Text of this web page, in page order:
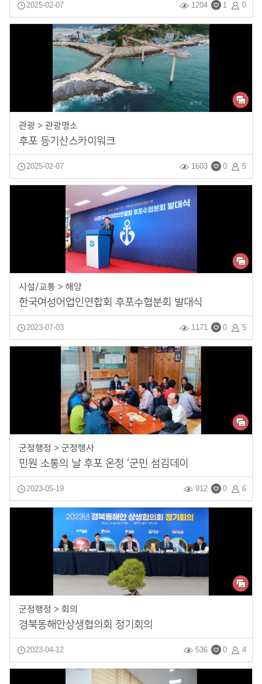
2025-02-07 0
1
1204
관광 > 관광명소
후포 등기산스카이워크
2025-02-07 5
0
1603
시설/교통 > 해양
한국여성어업인연합회 후포수협분회 발대식
2023-07-03 5
0
1171
군정행정 > 군정행사
민원 소통의 날 후포 온정 ‘군민 섬김데이
2023-05-19 6
0
912
군정행정 > 회의
경북동해안상생협의회 정기회의
2023-04-12 4
0
536